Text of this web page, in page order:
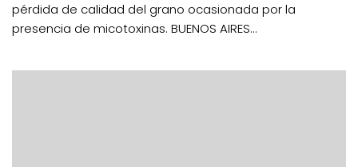
pérdida de calidad del grano ocasionada por la
presencia de micotoxinas. BUENOS AIRES...